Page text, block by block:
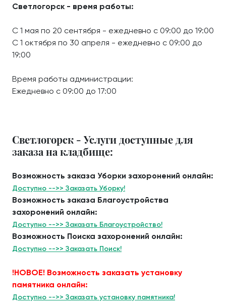
Светлогорск - время работы:
С 1 мая по 20 сентября - ежедневно с 09:00 до 19:00
С 1 октября по 30 апреля - ежедневно с 09:00 до
19:00
Время работы администрации:
Ежедневно с 09:00 до 17:00
Светлогорск - Услуги доступные для
заказа на кладбище:
Возможность заказа Уборки захоронений онлайн:
Доступно -->> Заказать Уборку!
Возможность заказа Благоустройства
захоронений онлайн:
Доступно -->> Заказать Благоустройство!
Возможность Поиска захоронений онлайн:
Доступно -->> Заказать Поиск!
!НОВОЕ! Возможность заказать установку
памятника онлайн:
Доступно -->> Заказать установку памятника!